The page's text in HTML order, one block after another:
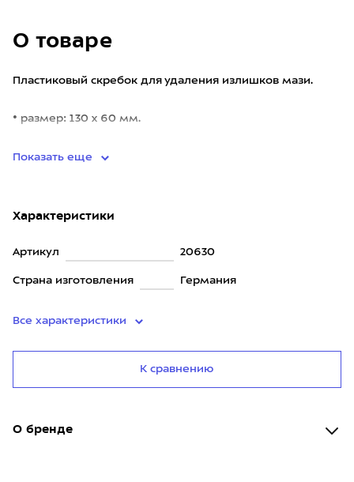
О товаре
Пластиковый скребок для удаления излишков мази.
• размер: 130 x 60 мм.
Показать еще
Характеристики
Артикул 20630
Страна изготовления Германия
Все характеристики
К сравнению
О бренде